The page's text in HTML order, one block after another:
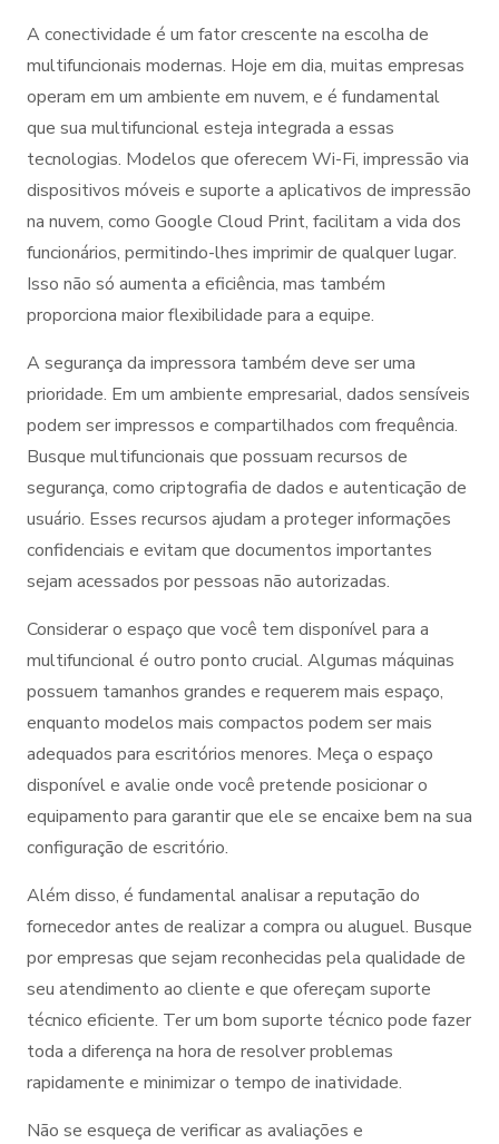
A conectividade é um fator crescente na escolha de
multifuncionais modernas. Hoje em dia, muitas empresas
operam em um ambiente em nuvem, e é fundamental
que sua multifuncional esteja integrada a essas
tecnologias. Modelos que oferecem Wi-Fi, impressão via
dispositivos móveis e suporte a aplicativos de impressão
na nuvem, como Google Cloud Print, facilitam a vida dos
funcionários, permitindo-lhes imprimir de qualquer lugar.
Isso não só aumenta a eficiência, mas também
proporciona maior flexibilidade para a equipe.
A segurança da impressora também deve ser uma
prioridade. Em um ambiente empresarial, dados sensíveis
podem ser impressos e compartilhados com frequência.
Busque multifuncionais que possuam recursos de
segurança, como criptografia de dados e autenticação de
usuário. Esses recursos ajudam a proteger informações
confidenciais e evitam que documentos importantes
sejam acessados por pessoas não autorizadas.
Considerar o espaço que você tem disponível para a
multifuncional é outro ponto crucial. Algumas máquinas
possuem tamanhos grandes e requerem mais espaço,
enquanto modelos mais compactos podem ser mais
adequados para escritórios menores. Meça o espaço
disponível e avalie onde você pretende posicionar o
equipamento para garantir que ele se encaixe bem na sua
configuração de escritório.
Além disso, é fundamental analisar a reputação do
fornecedor antes de realizar a compra ou aluguel. Busque
por empresas que sejam reconhecidas pela qualidade de
seu atendimento ao cliente e que ofereçam suporte
técnico eficiente. Ter um bom suporte técnico pode fazer
toda a diferença na hora de resolver problemas
rapidamente e minimizar o tempo de inatividade.
Não se esqueça de verificar as avaliações e